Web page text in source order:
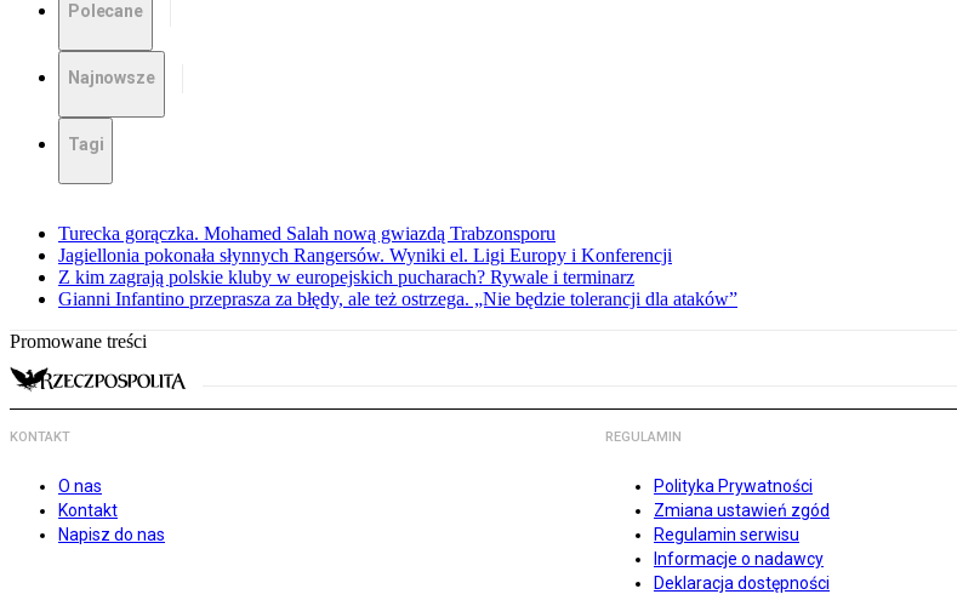
Polecane
Najnowsze
Tagi
Turecka gorączka. Mohamed Salah nową gwiazdą Trabzonsporu
Jagiellonia pokonała słynnych Rangersów. Wyniki el. Ligi Europy i Konferencji
Z kim zagrają polskie kluby w europejskich pucharach? Rywale i terminarz
Gianni Infantino przeprasza za błędy, ale też ostrzega. „Nie będzie tolerancji dla ataków”
Promowane treści
KONTAKT
O nas
Kontakt
Napisz do nas
REGULAMIN
Polityka Prywatności
Zmiana ustawień zgód
Regulamin serwisu
Informacje o nadawcy
Deklaracja dostępności